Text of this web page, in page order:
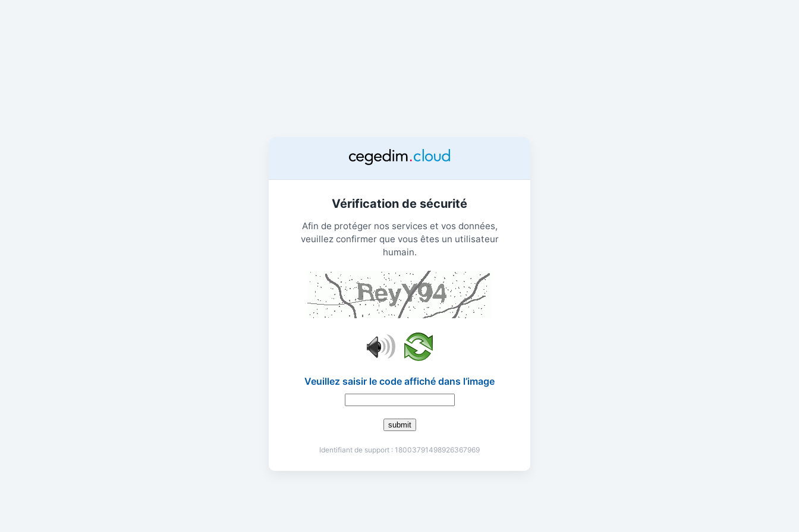
Vérification de sécurité
Afin de protéger nos services et vos données,
veuillez confirmer que vous êtes un utilisateur
humain.
Veuillez saisir le code affiché dans l’image
submit
Identifiant de support : 18003791498926367969